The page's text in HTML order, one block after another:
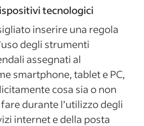
tecnologici
inserire una regola
degli strumenti
assegnati al
smartphone, tablet e PC,
cosa sia o non
durante l’utilizzo degli
internet e della posta